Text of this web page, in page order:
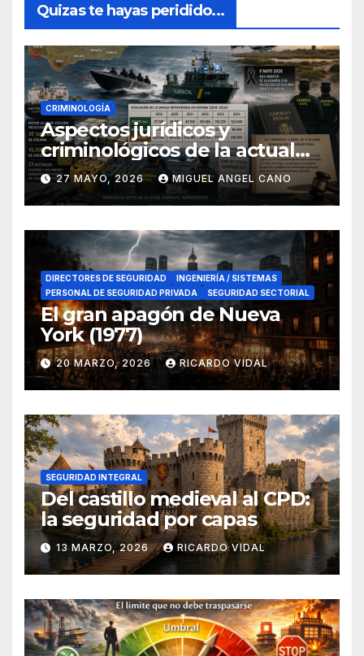
Quizas te hayas peridido...
CRIMINOLOGÍA
Aspectos jurídicos y
criminológicos de la actual
lucha contra el narcotráfico
en el sur de España
27 MAYO, 2026 MIGUEL ANGEL CANO
DIRECTORES DE SEGURIDAD
INGENIERÍA / SISTEMAS
PERSONAL DE SEGURIDAD PRIVADA
SEGURIDAD SECTORIAL
El gran apagón de Nueva
York (1977)
20 MARZO, 2026 RICARDO VIDAL
SEGURIDAD INTEGRAL
Del castillo medieval al CPD:
la seguridad por capas
13 MARZO, 2026 RICARDO VIDAL